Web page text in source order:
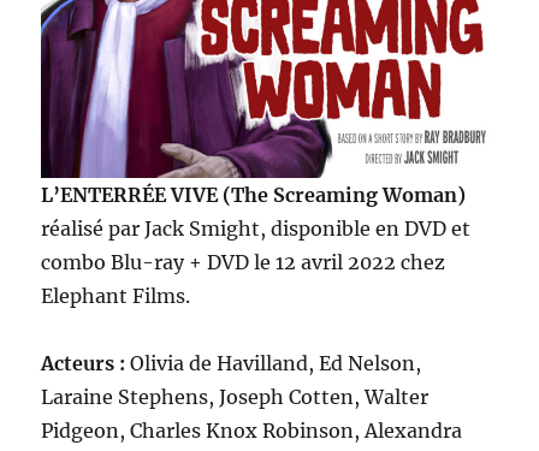
L’ENTERRÉE VIVE (The Screaming Woman)
réalisé par Jack Smight, disponible en DVD et
combo Blu-ray + DVD le 12 avril 2022 chez
Elephant Films.
Acteurs : Olivia de Havilland, Ed Nelson,
Laraine Stephens, Joseph Cotten, Walter
Pidgeon, Charles Knox Robinson, Alexandra